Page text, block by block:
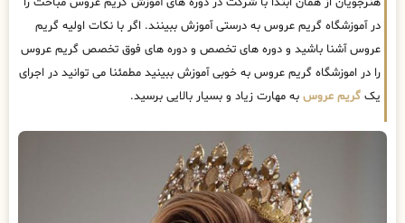
در آموزشگاه گریم عروس به درستی آموزش ببینند. اگر با نکات اولیه گریم
عروس آشنا باشید و دوره های تخصص و دوره های فوق تخصص گریم عروس
را در اموزشگاه گریم عروس به خوبی آموزش ببینید مطمئنا می توانید در اجرای
یک گریم عروس به مهارت زیاد و بسیار بالایی برسید.